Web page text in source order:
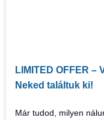
LIMITED OFFER
Neked találtuk ki!
Már tudod, milyen